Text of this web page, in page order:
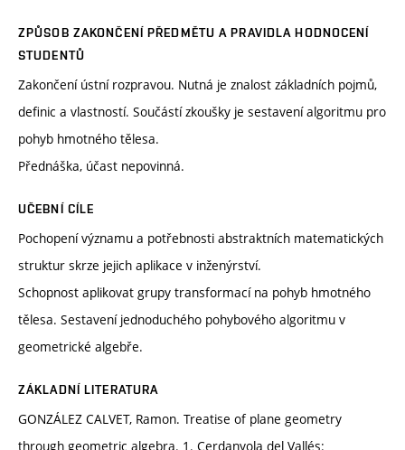
ZPŮSOB ZAKONČENÍ PŘEDMĚTU A PRAVIDLA HODNOCENÍ
STUDENTŮ
Zakončení ústní rozpravou. Nutná je znalost základních pojmů,
definic a vlastností. Součástí zkoušky je sestavení algoritmu pro
pohyb hmotného tělesa.
Přednáška, účast nepovinná.
UČEBNÍ CÍLE
Pochopení významu a potřebnosti abstraktních matematických
struktur skrze jejich aplikace v inženýrství.
Schopnost aplikovat grupy transformací na pohyb hmotného
tělesa. Sestavení jednoduchého pohybového algoritmu v
geometrické algebře.
ZÁKLADNÍ LITERATURA
GONZÁLEZ CALVET, Ramon. Treatise of plane geometry
through geometric algebra. 1. Cerdanyola del Vallés: